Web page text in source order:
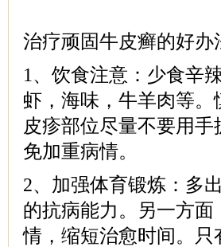
治疗顽固牛皮癣的好办
1、饮食注意：少食辛
虾，海味，牛羊肉等
皮疹部位尽量不要用
免加重病情。
2、加强体育锻炼：多
的抗病能力。另一方
情，缩短治愈时间。